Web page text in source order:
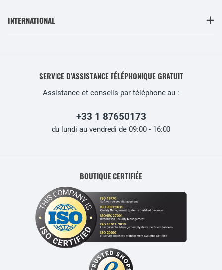
INTERNATIONAL
SERVICE D'ASSISTANCE TÉLÉPHONIQUE GRATUIT
Assistance et conseils par téléphone au :
+33 1 87650173
du lundi au vendredi de 09:00 - 16:00
BOUTIQUE CERTIFIÉE